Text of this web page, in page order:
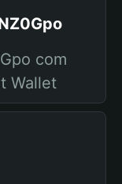
com
Wallet